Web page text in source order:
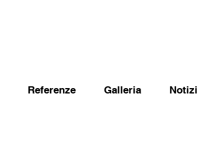
Referenze Galleria